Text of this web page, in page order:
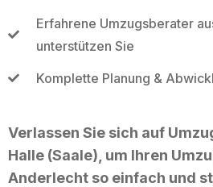
Erfahrene Umzugsberater
unterstützen Sie
Komplette Planung &
Verlassen Sie sich auf
Halle (Saale), um Ihren
Anderlecht so einfach und